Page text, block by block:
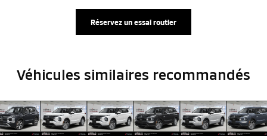
Réservez un essai routier
Véhicules similaires recommandés